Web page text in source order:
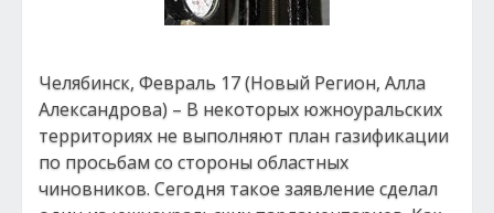
Челябинск, Февраль 17 (Новый Регион, Алла
Александрова) – В некоторых южноуральских
территориях не выполняют план газификации
по просьбам со стороны областных
чиновников. Сегодня такое заявление сделал